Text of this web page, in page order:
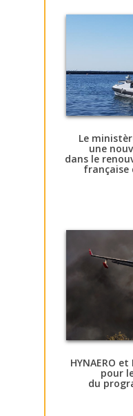
Le
une
dans le
française
HYNAERO et
pour
du